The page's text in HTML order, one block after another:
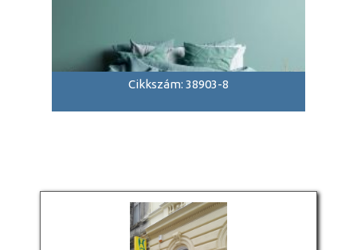
Cikkszám: 38903-8